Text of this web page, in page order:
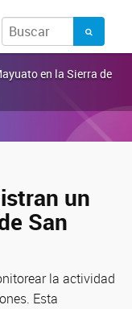
en la Sierra de
un
San
la actividad
Esta